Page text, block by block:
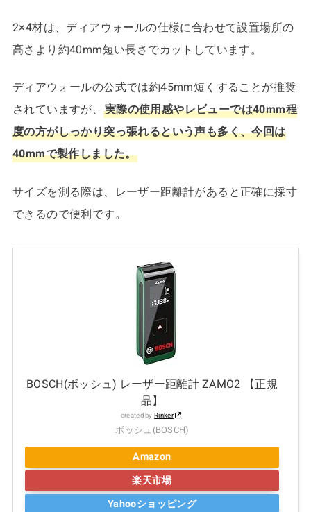
2×4材は、ディアウォールの仕様に合わせて設置場所の
高さより約40mm短い長さでカットしています。
ディアウォールの公式では約45mm短くすることが推奨
されていますが、実際の使用感やレビューでは40mm程
度の方がしっかり突っ張れるという声も多く、今回は
40mmで製作しました。
サイズを測る際は、レーザー距離計があると正確に採寸
できるので便利です。
BOSCH(ボッシュ) レーザー距離計 ZAMO2 【正規
品】
created byRinker
ボッシュ(BOSCH)
Amazon
楽天市場
Yahooショッピング